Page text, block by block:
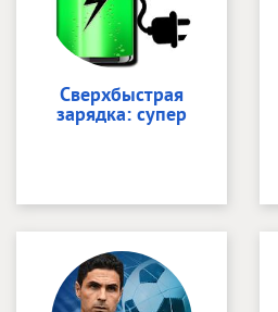
Сверхбыстрая
зарядка: супер